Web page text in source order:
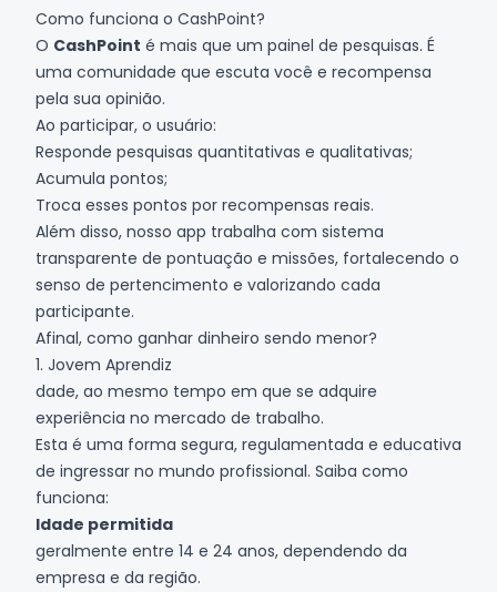
Como funciona o CashPoint?
O CashPoint é mais que um painel de pesquisas. É
uma comunidade que escuta você e recompensa
pela sua opinião.
Ao participar, o usuário:
Responde pesquisas quantitativas e qualitativas;
Acumula pontos;
Troca esses pontos por recompensas reais.
Além disso, nosso app trabalha com sistema
transparente de pontuação e missões, fortalecendo o
senso de pertencimento e valorizando cada
participante.
Afinal, como ganhar dinheiro sendo menor?
1. Jovem Aprendiz
dade, ao mesmo tempo em que se adquire
experiência no mercado de trabalho.
Esta é uma forma segura, regulamentada e educativa
de ingressar no mundo profissional. Saiba como
funciona:
Idade permitida
geralmente entre 14 e 24 anos, dependendo da
empresa e da região.